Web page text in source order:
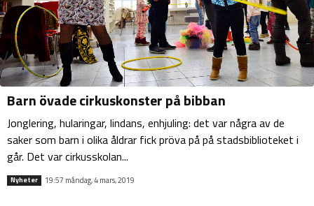
Barn övade cirkuskonster på bibban
Jonglering, hularingar, lindans, enhjuling: det var några av de
saker som barn i olika åldrar fick pröva på på stadsbiblioteket i
går. Det var cirkusskolan...
Nyheter 19:57 måndag, 4 mars, 2019